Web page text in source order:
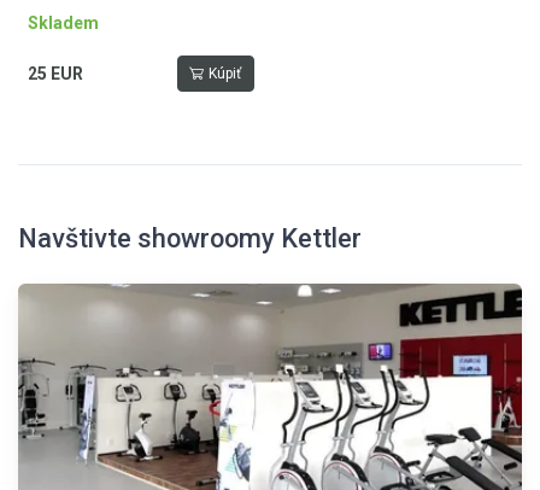
Skladem
25 EUR Kúpiť
Navštivte showroomy Kettler